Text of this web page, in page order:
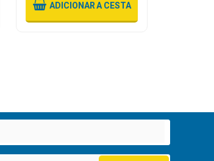
ADICIONARA CESTA